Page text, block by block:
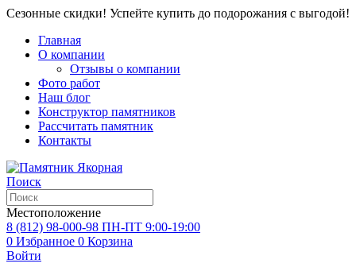
Сезонные скидки! Успейте купить до подорожания с выгодой!
Главная
О компании
Отзывы о компании
Фото работ
Наш блог
Конструктор памятников
Рассчитать памятник
Контакты
Поиск
Местоположение
8 (812) 98-000-98 ПН-ПТ 9:00-19:00
0 Избранное 0 Корзина
Войти